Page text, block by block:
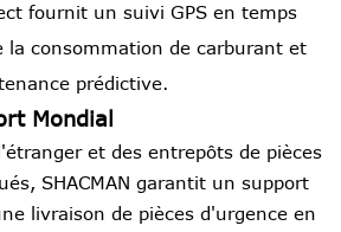
fournit un suivi GPS en temps
la consommation de carburant et
prédictive.
Mondial
et des entrepôts de pièces
SHACMAN garantit un support
livraison de pièces d'urgence en